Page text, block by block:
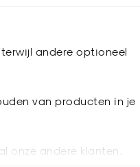
andere optioneel
van producten in je
onze andere klanten.
op maat, of een